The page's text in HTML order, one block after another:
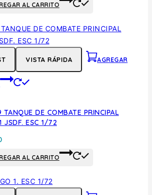
AL CARRITO
VISTA RÁPIDA AGREGAR
TANQUE DE COMBATE PRINCIPAL
JSDF. ESC 1/72
AL CARRITO